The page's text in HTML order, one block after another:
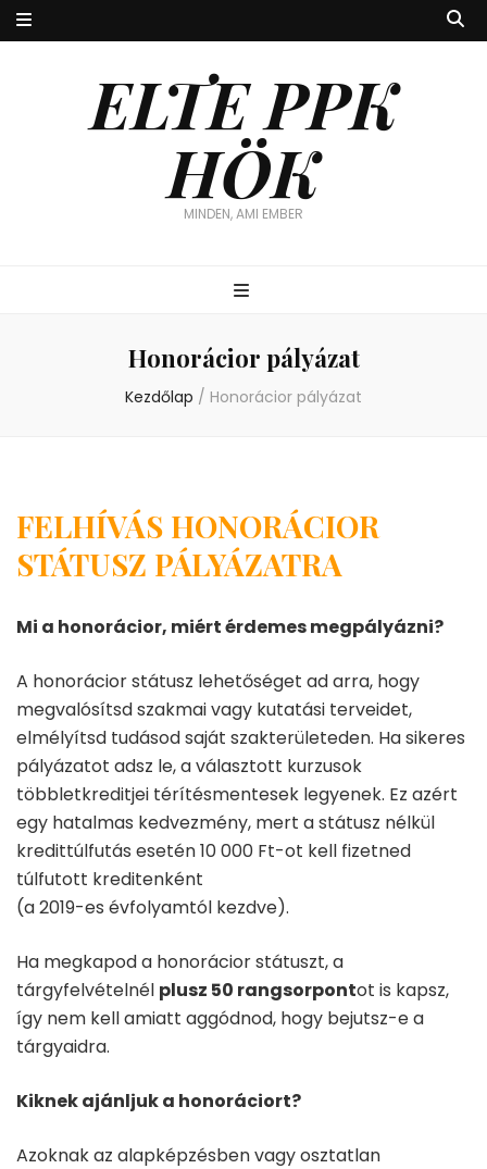
ELTE PPK
HÖK
MINDEN, AMI EMBER
Honorácior pályázat
Kezdőlap / Honorácior pályázat
FELHÍVÁS HONORÁCIOR
STÁTUSZ PÁLYÁZATRA
Mi a honorácior, miért érdemes megpályázni?
A honorácior státusz lehetőséget ad arra, hogy
megvalósítsd szakmai vagy kutatási terveidet,
elmélyítsd tudásod saját szakterületeden. Ha sikeres
pályázatot adsz le, a választott kurzusok
többletkreditjei térítésmentesek legyenek. Ez azért
egy hatalmas kedvezmény, mert a státusz nélkül
kredittúlfutás esetén 10 000 Ft-ot kell fizetned
túlfutott kreditenként
(a 2019-es évfolyamtól kezdve).
Ha megkapod a honorácior státuszt, a
tárgyfelvételnél plusz 50 rangsorpontot is kapsz,
így nem kell amiatt aggódnod, hogy bejutsz-e a
tárgyaidra.
Kiknek ajánljuk a honoráciort?
Azoknak az alapképzésben vagy osztatlan